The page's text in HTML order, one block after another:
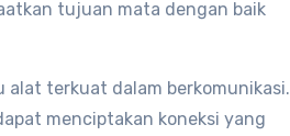
tujuan mata dengan baik
alat terkuat dalam berkomunikasi.
menciptakan koneksi yang